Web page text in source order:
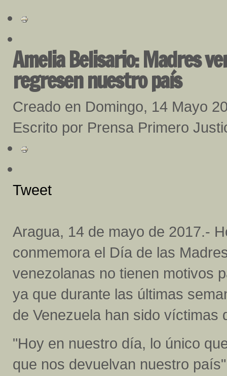
Amelia Belisario: Madres
regresen nuestro país
Creado en Domingo, 14 Mayo
Escrito por Prensa Primero
Tweet
Aragua, 14 de mayo de 2017.-
conmemora el Día de las
venezolanas no tienen motivos
ya que durante las últimas
de Venezuela han sido víctimas
"Hoy en nuestro día, lo único
que nos devuelvan nuestro